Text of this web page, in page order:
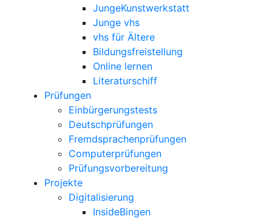
JungeKunstwerkstatt
Junge vhs
vhs für Ältere
Bildungsfreistellung
Online lernen
Literaturschiff
Prüfungen
Einbürgerungstests
Deutschprüfungen
Fremdsprachenprüfungen
Computerprüfungen
Prüfungsvorbereitung
Projekte
Digitalisierung
InsideBingen